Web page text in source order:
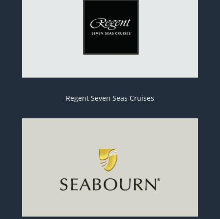
Regent Seven Seas Cruises